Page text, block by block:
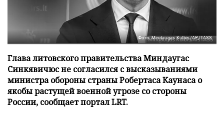
Фото: Mindaugas Kulbis/AP/TASS
Глава литовского правительства Миндаугас
Синкявичюс не согласился с высказываниями
министра обороны страны Робертаса Каунаса о
якобы растущей военной угрозе со стороны
России, сообщает портал LRT.